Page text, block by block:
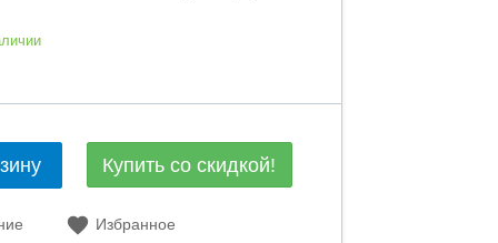
Купить со скидкой!
Избранное